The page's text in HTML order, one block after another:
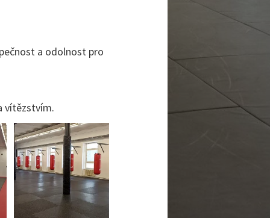
the website
a odolnost pro
vítězstvím.